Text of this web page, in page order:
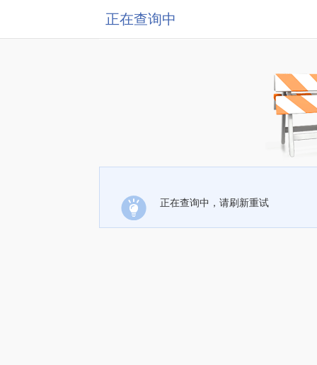
正在查询中
正在查询中，请刷新重试